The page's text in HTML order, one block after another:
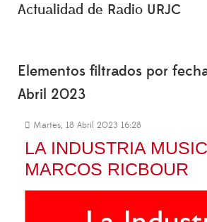
Actualidad de Radio URJC
Elementos filtrados por
Abril 2023
Martes, 18 Abril 2023 16:28
LA INDUSTRIA
MARCOS RICBOUR